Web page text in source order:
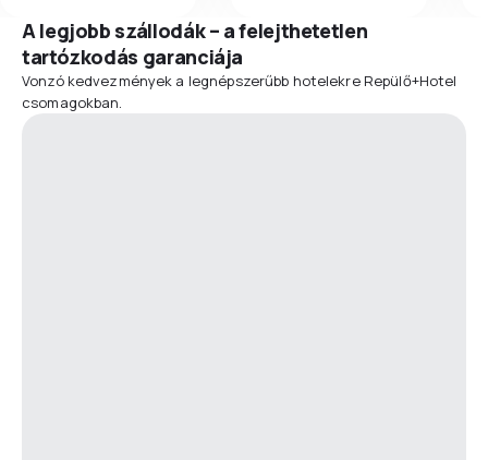
A legjobb szállodák – a felejthetetlen
tartózkodás garanciája
Vonzó kedvezmények a legnépszerűbb hotelekre Repülő+Hotel
csomagokban.